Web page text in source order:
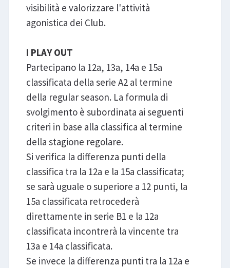
visibilità e valorizzare l'attività
agonistica dei Club.
I PLAY OUT
Partecipano la 12a, 13a, 14a e 15a
classificata della serie A2 al termine
della regular season. La formula di
svolgimento è subordinata ai seguenti
criteri in base alla classifica al termine
della stagione regolare.
Si verifica la differenza punti della
classifica tra la 12a e la 15a classificata;
se sarà uguale o superiore a 12 punti, la
15a classificata retrocederà
direttamente in serie B1 e la 12a
classificata incontrerà la vincente tra
13a e 14a classificata.
Se invece la differenza punti tra la 12a e